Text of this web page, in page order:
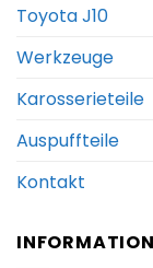
Toyota J10
Werkzeuge
Karosserieteile
Auspuffteile
Kontakt